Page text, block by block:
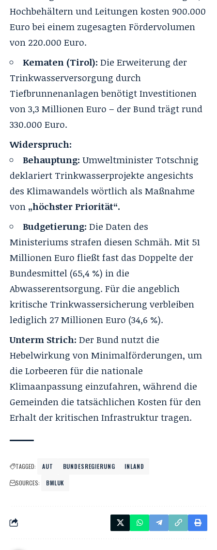
Hochbehältern und Leitungen kosten 900.000
Euro bei einem zugesagten Fördervolumen
von 220.000 Euro.
Kematen (Tirol): Die Erweiterung der
Trinkwasserversorgung durch
Tiefbrunnenanlagen benötigt Investitionen
von 3,3 Millionen Euro – der Bund trägt rund
330.000 Euro.
Widerspruch:
Behauptung: Umweltminister Totschnig
deklariert Trinkwasserprojekte angesichts
des Klimawandels wörtlich als Maßnahme
von „höchster Priorität“.
Budgetierung: Die Daten des
Ministeriums strafen diesen Schmäh. Mit 51
Millionen Euro fließt fast das Doppelte der
Bundesmittel (65,4 %) in die
Abwasserentsorgung. Für die angeblich
kritische Trinkwassersicherung verbleiben
lediglich 27 Millionen Euro (34,6 %).
Unterm Strich: Der Bund nutzt die
Hebelwirkung von Minimalförderungen, um
die Lorbeeren für die nationale
Klimaanpassung einzufahren, während die
Gemeinden die tatsächlichen Kosten für den
Erhalt der kritischen Infrastruktur tragen.
TAGGED: AUT BUNDESREGIERUNG
INLAND
SOURCES:
BMLUK